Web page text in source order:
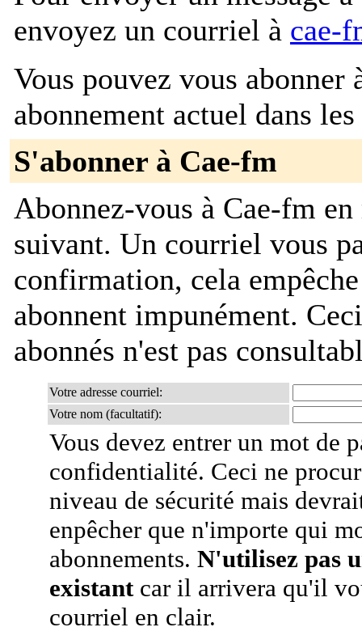
envoyez un courriel à cae-
Vous pouvez vous
abonnement actuel dans
S'abonner à Cae-fm
Abonnez-vous à Cae-fm
suivant. Un courriel vous
confirmation, cela
abonnent impunément.
abonnés n'est pas
Votre adresse courriel:
Votre nom (facultatif):
Vous devez entrer un mot de
confidentialité. Ceci ne
niveau de sécurité mais
enpêcher que n'importe qui
abonnements. N'utilisez pas
existantcar il arrivera qu'il
courriel en clair.